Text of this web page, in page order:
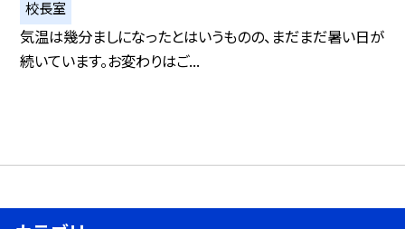
校長室
気温は幾分ましになったとはいうものの、まだまだ暑い日が
続いています。お変わりはご...